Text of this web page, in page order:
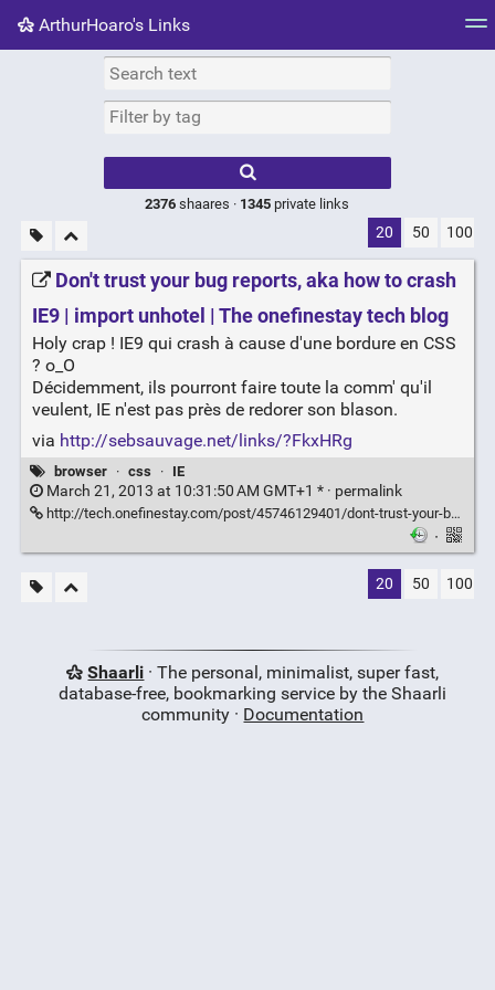
ArthurHoaro's Links
Picture wall
results.
2376 shaares · 1345 private links
20 50 100
Don't trust your bug reports, aka how to crash
IE9 | import unhotel | The onefinestay tech blog
Holy crap ! IE9 qui crash à cause d'une bordure en CSS
? o_O
Décidemment, ils pourront faire toute la comm' qu'il
veulent, IE n'est pas près de redorer son blason.
via http://sebsauvage.net/links/?FkxHRg
browser · css · IE
March 21, 2013 at 10:31:50 AM GMT+1 * · permalink
http://tech.onefinestay.com/post/45746129401/dont-trust-your-bug-reports-aka-how-to-crash-ie9
·
20 50 100
Shaarli · The personal, minimalist, super fast,
database-free, bookmarking service by the Shaarli
community · Documentation